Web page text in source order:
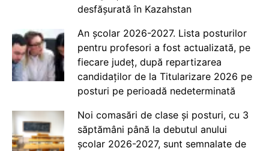
desfășurată în Kazahstan
An școlar 2026-2027. Lista posturilor
pentru profesori a fost actualizată, pe
fiecare județ, după repartizarea
candidaților de la Titularizare 2026 pe
posturi pe perioadă nedeterminată
Noi comasări de clase și posturi, cu 3
săptămâni până la debutul anului
școlar 2026-2027, sunt semnalate de